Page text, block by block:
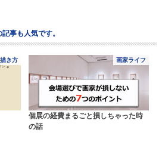
事も人気です。
描き方 画家ライフ
個展の経費まるごと損しちゃった時
の話